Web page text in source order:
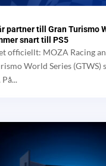
partner till Gran Turismo
snart till PS5
officiellt: MOZA Racing
World Series (GTWS)